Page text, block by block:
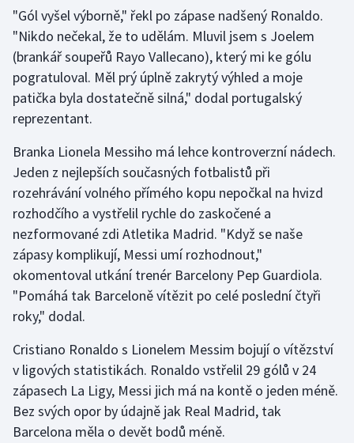
Futsal
Golf
Gymnastika
Házená
Jezdectví
Judo
Krasobruslení
Lezení
Moderní pětiboj
Motorsport
"Gól vyšel výborně," řekl po zápase nadšený Ronaldo.
"Nikdo nečekal, že to udělám. Mluvil jsem s Joelem
(brankář soupeřů Rayo Vallecano), který mi ke gólu
pogratuloval. Měl prý úplně zakrytý výhled a moje
patička byla dostatečně silná," dodal portugalský
reprezentant.
Branka Lionela Messiho má lehce kontroverzní nádech.
Jeden z nejlepších současných fotbalistů při
rozehrávání volného přímého kopu nepočkal na hvizd
rozhodčího a vystřelil rychle do zaskočené a
nezformované zdi Atletika Madrid. "Když se naše
zápasy komplikují, Messi umí rozhodnout,"
okomentoval utkání trenér Barcelony Pep Guardiola.
"Pomáhá tak Barceloně vítězit po celé poslední čtyři
roky," dodal.
Cristiano Ronaldo s Lionelem Messim bojují o vítězství
v ligových statistikách. Ronaldo vstřelil 29 gólů v 24
zápasech La Ligy, Messi jich má na kontě o jeden méně.
Bez svých opor by údajně jak Real Madrid, tak
Barcelona měla o devět bodů méně.